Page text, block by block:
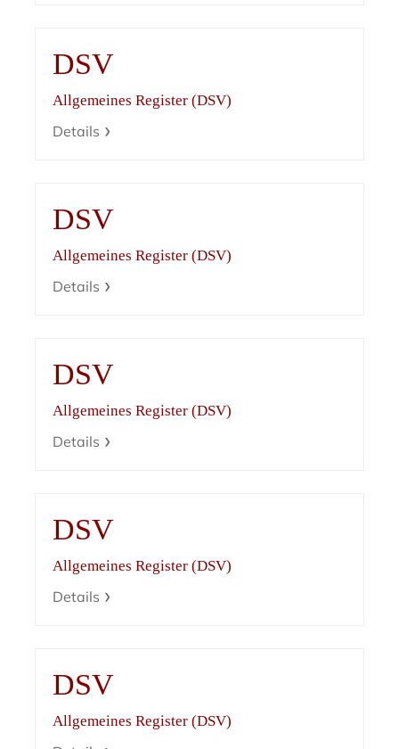
DSV
Allgemeines Register (DSV)
Details
DSV
Allgemeines Register (DSV)
Details
DSV
Allgemeines Register (DSV)
Details
DSV
Allgemeines Register (DSV)
Details
DSV
Allgemeines Register (DSV)